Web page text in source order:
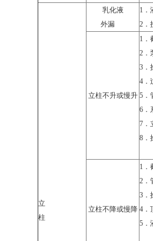
立
柱
乳化液
外漏
1．
2．
立柱不升或慢升
1．
2．
3．
4．
5．
6．
7．
8．
立柱不降或慢降
1．
2．
3．
4．
5．